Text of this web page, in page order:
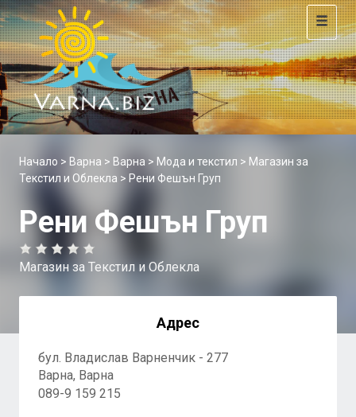
Toggle
Начало > Варна > Варна > Мода и текстил > Магазин за
Текстил и Облекла > Рени Фешън Груп
Рени Фешън Груп
Магазин за Текстил и Облекла
Адрес
бул. Владислав Варненчик - 277
Варна, Варна
089-9 159 215